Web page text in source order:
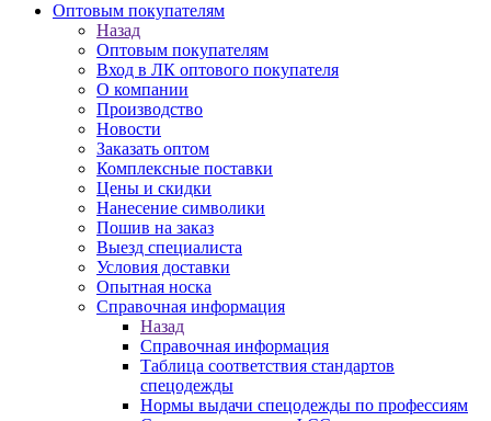
Оптовым покупателям
Назад
Оптовым покупателям
Вход в ЛК оптового покупателя
О компании
Производство
Новости
Заказать оптом
Комплексные поставки
Цены и скидки
Нанесение символики
Пошив на заказ
Выезд специалиста
Условия доставки
Опытная носка
Справочная информация
Назад
Справочная информация
Таблица соответствия стандартов
спецодежды
Нормы выдачи спецодежды по профессиям